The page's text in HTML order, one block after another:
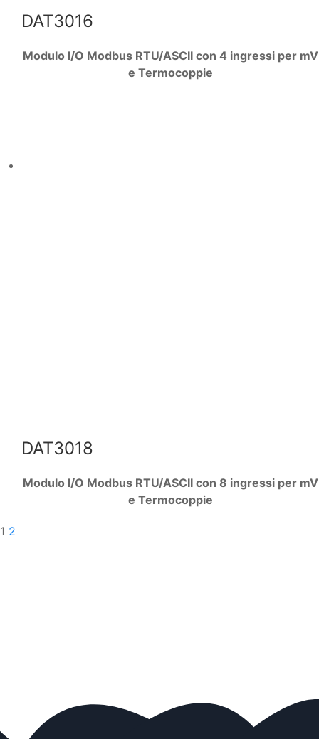
DAT3016
Modulo I/O Modbus RTU/ASCII con 4 ingressi per mV
e Termocoppie
DAT3018
Modulo I/O Modbus RTU/ASCII con 8 ingressi per mV
e Termocoppie
1 2